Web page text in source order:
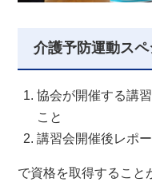
介護予防運動ス
協会が開催する講
こと
講習会開催後レポ
で資格を取得すること